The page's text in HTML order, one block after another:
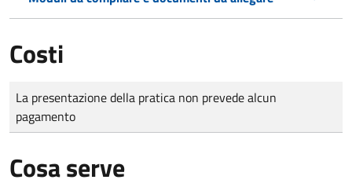
Costi
Tipo di pagamento
Importo
La presentazione della pratica non prevede alcun
pagamento
Cosa serve